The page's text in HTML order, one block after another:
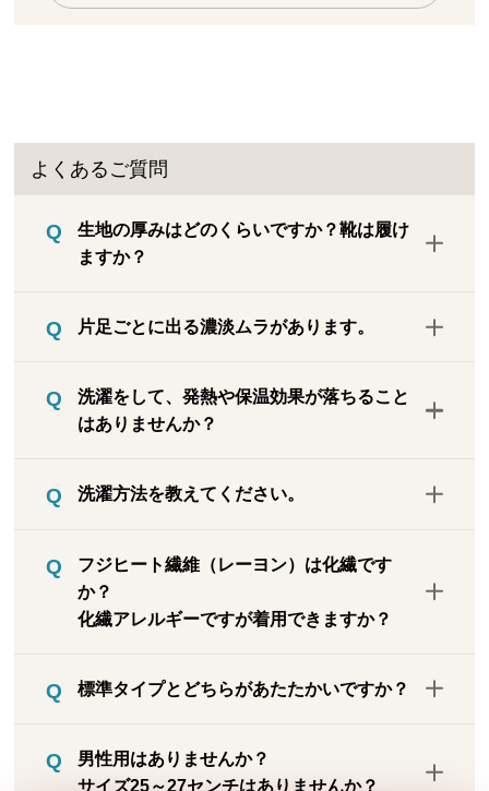
よくあるご質問
生地の厚みはどのくらいですか？靴は履け
ますか？
リで、普通の靴下くらいの厚みです。な
準タイプであれば靴を履いて窮屈に感じる
ことはないはずです。
片足ごとに出る濃淡ムラがあります。
方で表面に色の濃淡や、特異な幾何学柄が
出ますが、これは防ぎようがなく、不良品
しいものを左右セットになるようにしてい
洗濯をして、発熱や保温効果が落ちること
はありませんか？
をレーヨン糸に練り込んでいるので、洗濯
ありません。実際に洗濯する前と後でテス
トしましたが、発熱保温効果は変わりませ
んでした。
洗濯方法を教えてください。
濯機の弱水流や手洗いモードなどで洗って
ください。つけ置き洗い、漂白剤、タンブ
ラー乾燥はできません。
フジヒート繊維（レーヨン）は化繊です
か？
化繊アレルギーですが着用できますか？
練り込んでいますが、レーヨン自体はポリ
維）ではありません。レーヨンは天然素材
である植物から取り出した繊維セルロース
標準タイプとどちらがあたたかいですか？
イプのほうが暖かく感じられます。理由は
男性用はありませんか？
サイズ25～27センチはありませんか？